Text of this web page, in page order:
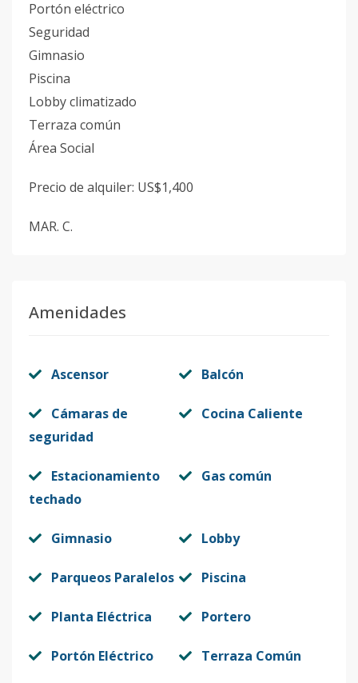
Portón eléctrico
Seguridad
Gimnasio
Piscina
Lobby climatizado
Terraza común
Área Social
Precio de alquiler: US$1,400
MAR. C.
Amenidades
Ascensor Balcón
Cámaras de
seguridad
Cocina Caliente
Estacionamiento
techado
Gas común
Gimnasio Lobby
Parqueos Paralelos Piscina
Planta Eléctrica Portero
Portón Eléctrico Terraza Común